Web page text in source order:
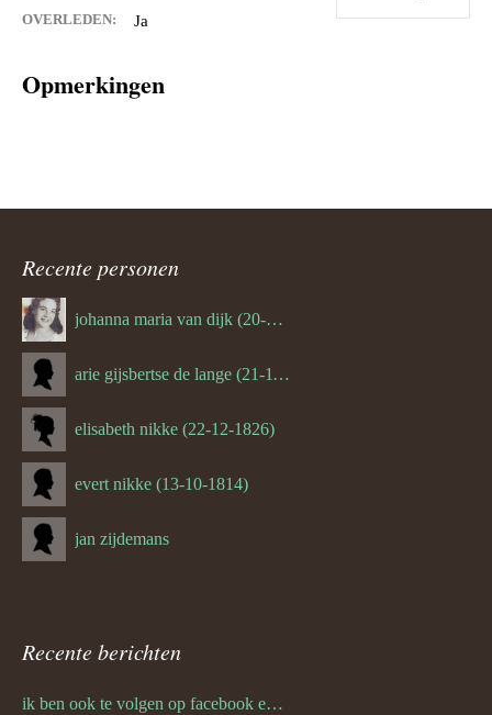
OVERLEDEN: Ja
Opmerkingen
Recente personen
johanna maria van dijk (20-07-1939)
arie gijsbertse de lange (21-11-1675)
elisabeth nikke (22-12-1826)
evert nikke (13-10-1814)
jan zijdemans
Recente berichten
ik ben ook te volgen op facebook en twitter